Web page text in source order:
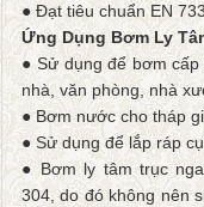
● Đạt tiêu chuẩn EN
Ứng Dụng Bơm Ly
● Sử dụng để bơm
nhà, văn phòng, nhà
● Bơm nước cho tháp
● Sử dụng để lắp ráp
● Bơm ly tâm trục
304, do đó không nên